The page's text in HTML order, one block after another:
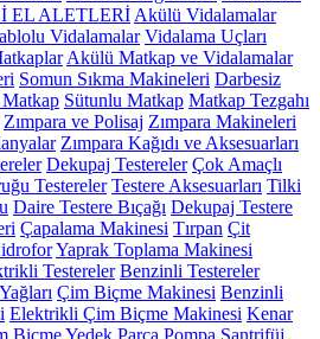
EL ALETLERİ Akülü Vidalamalar
Vidalamalar Vidalama Uçları
Akülü Matkap ve Vidalamalar
Somun Sıkma Makineleri Darbesiz
Sütunlu Matkap Matkap Tezgahı
Zımpara ve Polisaj Zımpara Makineleri
Zımpara Kağıdı ve Aksesuarları
Dekupaj Testereler Çok Amaçlı
Testereler Testere Aksesuarları Tilki
Daire Testere Bıçağı Dekupaj Testere
Çapalama Makinesi Tırpan Çit
Yaprak Toplama Makinesi
Testereler Benzinli Testereler
Çim Biçme Makinesi Benzinli
Elektrikli Çim Biçme Makinesi Kenar
Biçme Yedek Parça Pompa Santrifüj